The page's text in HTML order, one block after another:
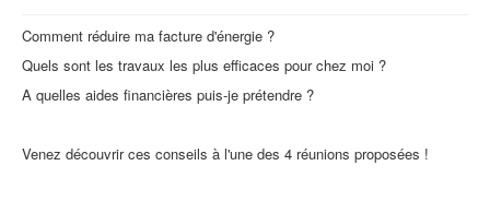
Comment réduire ma facture d'énergie ?
Quels sont les travaux les plus efficaces pour chez moi ?
A quelles aides financières puis-je prétendre ?
Venez découvrir ces conseils à l'une des 4 réunions proposées !